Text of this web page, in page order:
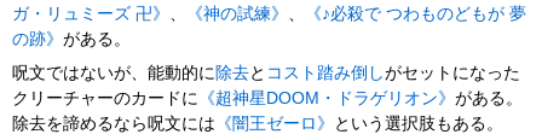
ガ・リュミーズ 卍》 、 《神の試練》 、
《♪必殺で つわものどもが 夢
の跡》がある。
呪文ではないが、能動的に 除去と コスト踏み倒しがセットになった
クリーチャーのカードに 《超神星DOOM・ドラゲリオン》がある。
除去を諦めるなら呪文には 《闇王ゼーロ》
という選択肢もある。